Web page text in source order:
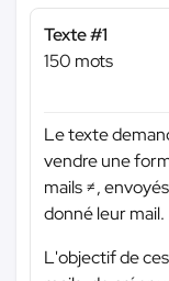
Texte #1
150 mots
Le texte
vendre une
mails ≠,
donné leur mail.
L'objectif de